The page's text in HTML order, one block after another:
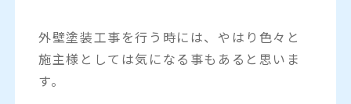
外壁塗装工事を行う時には、やはり色々と
施主様としては気になる事もあると思いま
す。